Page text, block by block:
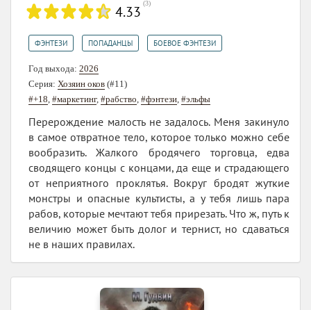
4.33 (3)
ФЭНТЕЗИ ПОПАДАНЦЫ БОЕВОЕ ФЭНТЕЗИ
Год выхода: 2026
Серия: Хозяин оков (#11)
#+18, #маркетинг, #рабство, #фэнтези, #эльфы
Перерождение малость не задалось. Меня закинуло
в самое отвратное тело, которое только можно себе
вообразить. Жалкого бродячего торговца, едва
сводящего концы с концами, да еще и страдающего
от неприятного проклятья. Вокруг бродят жуткие
монстры и опасные культисты, а у тебя лишь пара
рабов, которые мечтают тебя прирезать. Что ж, путь к
величию может быть долог и тернист, но сдаваться
не в наших правилах.